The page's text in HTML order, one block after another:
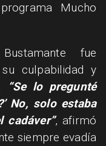
Mucho
fue
culpabilidad y
“Se lo pregunté
No, solo estaba
cadáver”, afirmó
siempre evadía